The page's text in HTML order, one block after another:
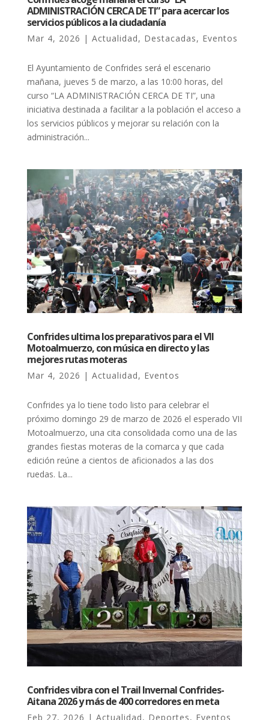
ADMINISTRACIÓN CERCA DE TI” para acercar los
servicios públicos a la ciudadanía
Mar 4, 2026 | Actualidad, Destacadas, Eventos
El Ayuntamiento de Confrides será el escenario
mañana, jueves 5 de marzo, a las 10:00 horas, del
curso “LA ADMINISTRACIÓN CERCA DE TI”, una
iniciativa destinada a facilitar a la población el acceso a
los servicios públicos y mejorar su relación con la
administración...
Confrides ultima los preparativos para el VII
Motoalmuerzo, con música en directo y las
mejores rutas moteras
Mar 4, 2026 | Actualidad, Eventos
Confrides ya lo tiene todo listo para celebrar el
próximo domingo 29 de marzo de 2026 el esperado VII
Motoalmuerzo, una cita consolidada como una de las
grandes fiestas moteras de la comarca y que cada
edición reúne a cientos de aficionados a las dos
ruedas. La...
Confrides vibra con el Trail Invernal Confrides-
Aitana 2026 y más de 400 corredores en meta
Feb 27, 2026 | Actualidad, Deportes, Eventos